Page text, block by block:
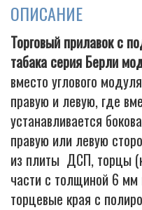
Cigarette
ОПИСАНИЕ
Торговый прилавок c
табака серия Берли
вместо углового
правую и левую, где
устанавливается
правую или левую
из плиты ДСП, торцы
части с толщиной 6
торцевые края с